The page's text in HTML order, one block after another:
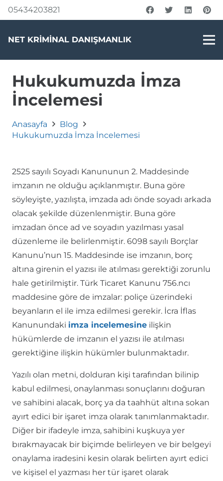
05434203821
NET KRİMİNAL DANIŞMANLIK
Hukukumuzda İmza
İncelemesi
Anasayfa
Blog
Hukukumuzda İmza İncelemesi
2525 sayılı Soyadı Kanununun 2. Maddesinde
imzanın ne olduğu açıklanmıştır. Buna göre
söyleyişte, yazılışta, imzada adı önde soyadı arkada
olacak şekilde düzenlenmiştir. Buna göre
imzadan önce ad ve soyadın yazılması yasal
düzenleme ile belirlenmiştir. 6098 sayılı Borçlar
Kanunu’nun 15. Maddesinde ise imzanın, borç
altına girenin el yazısı ile atılması gerektiği zorunlu
hale getirilmiştir. Türk Ticaret Kanunu 756.ncı
maddesine göre de imzalar: poliçe üzerindeki
beyanların el ile imza edilmesi gerekir. İcra İflas
Kanunundaki imza incelemesine ilişkin
hükümlerde de imzanın el yazısı ile atılması
gerektiğine ilişkin hükümler bulunmaktadır.
Yazılı olan metni, dolduran kişi tarafından bilinip
kabul edilmesi, onaylanması sonuçlarını doğuran
ve sahibini alacak, borç ya da taahhüt altına sokan
ayırt edici bir işaret imza olarak tanımlanmaktadır.
Diğer bir ifadeyle imza, sahibini kuşkuya yer
bırakmayacak bir biçimde belirleyen ve bir belgeyi
onaylama iradesini kesin olarak belirten ayırt edici
ve kişisel el yazması her tür işaret olarak